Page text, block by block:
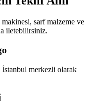
sarf malzeme ve
iletebilirsiniz.
merkezli olarak